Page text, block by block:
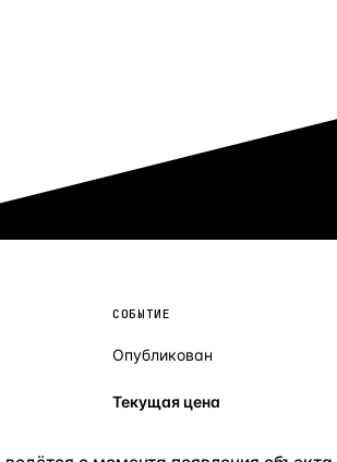
СОБЫТИЕ
Опубликован
Текущая цена